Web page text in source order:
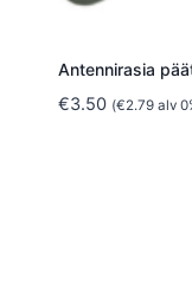
Antennirasia
€3.50 (€2.79alv